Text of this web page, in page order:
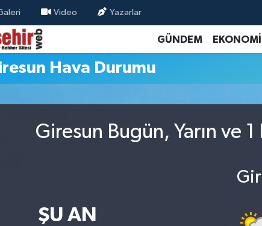
Video Yazarlar
GÜNDEM EKONOMİ
Hava Durumu
Giresun Bugün, Yarın ve
ŞU AN
ve Fikstür